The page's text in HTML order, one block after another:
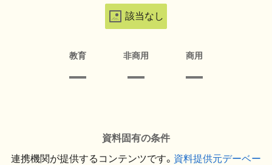
該当なし
教育 非商用 商用
資料固有の条件
連携機関が提供するコンテンツです。 資料提供元デーベー